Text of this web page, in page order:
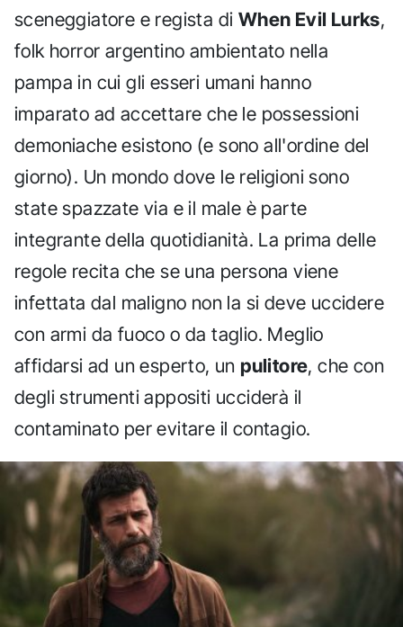
sceneggiatore e regista di When Evil Lurks,
folk horror argentino ambientato nella
pampa in cui gli esseri umani hanno
imparato ad accettare che le possessioni
demoniache esistono (e sono all'ordine del
giorno). Un mondo dove le religioni sono
state spazzate via e il male è parte
integrante della quotidianità. La prima delle
regole recita che se una persona viene
infettata dal maligno non la si deve uccidere
con armi da fuoco o da taglio. Meglio
affidarsi ad un esperto, un pulitore, che con
degli strumenti appositi ucciderà il
contaminato per evitare il contagio.